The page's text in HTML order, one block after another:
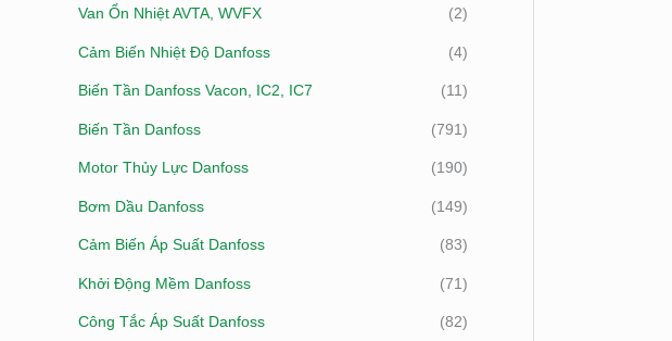
Van Ổn Nhiệt AVTA, WVFX (2)
Cảm Biến Nhiệt Độ Danfoss (4)
Biến Tần Danfoss Vacon, IC2, IC7 (11)
Biến Tần Danfoss (791)
Motor Thủy Lực Danfoss (190)
Bơm Dầu Danfoss (149)
Cảm Biến Áp Suất Danfoss (83)
Khởi Động Mềm Danfoss (71)
Công Tắc Áp Suất Danfoss (82)